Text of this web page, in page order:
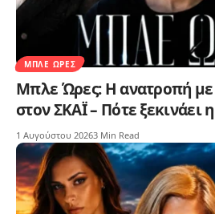
ΜΠΛΕ ΏΡΕΣ
Μπλε Ώρες: Η ανατροπή με
στον ΣΚΑΪ – Πότε ξεκινάει
1 Αυγούστου 20263 Min Read